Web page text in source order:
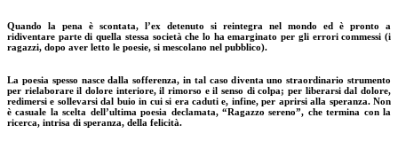
Quando la pena è scontata, l’ex detenuto si reintegra nel mondo ed è pronto a
ridiventare parte di quella stessa società che lo ha emarginato per gli errori commessi (i
ragazzi, dopo aver letto le poesie, si mescolano nel pubblico).
La poesia spesso nasce dalla sofferenza, in tal caso diventa uno straordinario strumento
per rielaborare il dolore interiore, il rimorso e il senso di colpa; per liberarsi dal dolore,
redimersi e sollevarsi dal buio in cui si era caduti e, infine, per aprirsi alla speranza. Non
è casuale la scelta dell’ultima poesia declamata, “Ragazzo sereno”, che termina con la
ricerca, intrisa di speranza, della felicità.